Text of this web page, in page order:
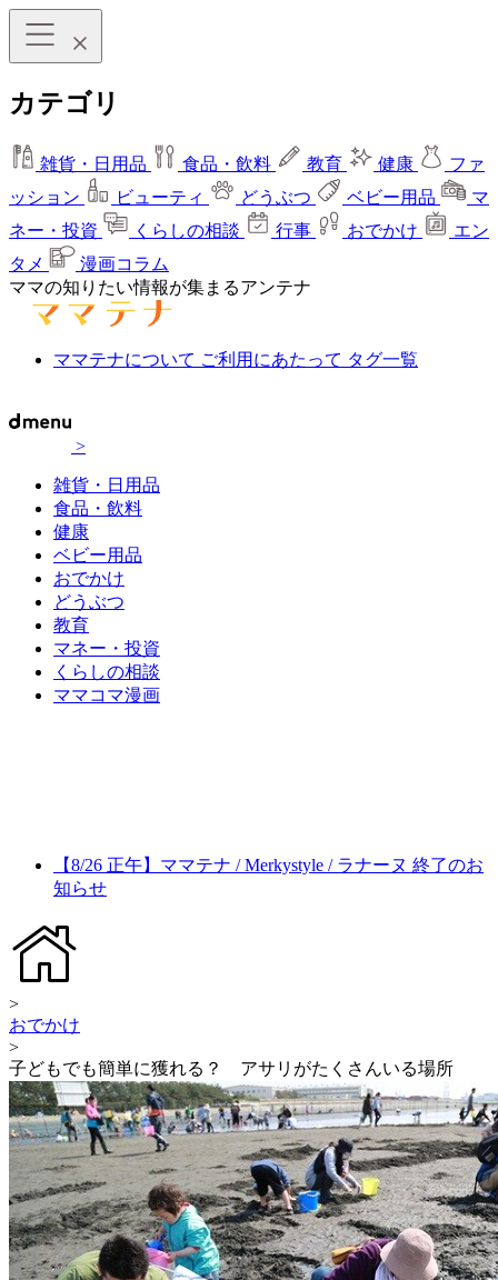
カテゴリ
雑貨・日用品 食品・飲料 教育 健康
ファ
ッション
ビューティ どうぶつ ベビー用品
マ
ネー・投資
くらしの相談 行事 おでかけ
エン
タメ
漫画コラム
ママの知りたい情報が集まるアンテナ
ママテナについて ご利用にあたって タグ一覧
>
雑貨・日用品
食品・飲料
健康
ベビー用品
おでかけ
どうぶつ
教育
マネー・投資
くらしの相談
ママコマ漫画
【8/26 正午】ママテナ / Merkystyle / ラナーヌ 終了のお
知らせ
>
おでかけ
>
子どもでも簡単に獲れる？ アサリがたくさんいる場所